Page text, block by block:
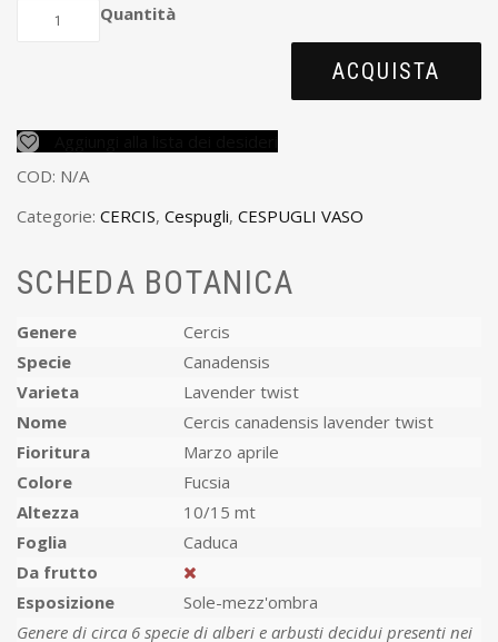
Quantità
ACQUISTA
COD: N/A
Categorie: CERCIS, Cespugli, CESPUGLI VASO
SCHEDA BOTANICA
Genere
Cercis
Specie
Canadensis
Varieta
Lavender twist
Nome
Cercis canadensis lavender twist
Fioritura
Marzo aprile
Colore
Fucsia
Altezza
10/15 mt
Foglia
Caduca
Da frutto
Esposizione
Sole-mezz'ombra
Genere di circa 6 specie di alberi e arbusti decidui presenti nei